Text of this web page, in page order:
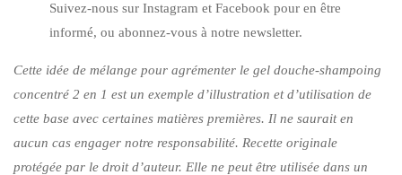
Suivez-nous sur Instagram et Facebook pour en être
informé, ou abonnez-vous à notre newsletter.
Cette idée de mélange pour agrémenter le gel douche-shampoing
concentré 2 en 1 est un exemple d’illustration et d’utilisation de
cette base avec certaines matières premières. Il ne saurait en
aucun cas engager notre responsabilité. Recette originale
protégée par le droit d’auteur. Elle ne peut être utilisée dans un